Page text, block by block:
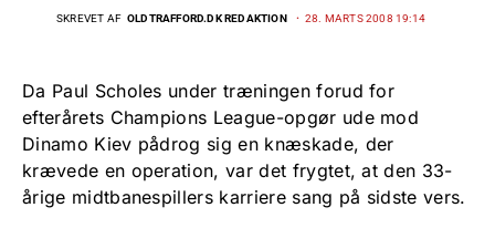
SKREVET AF OLDTRAFFORD.DK REDAKTION 28. MARTS 2008 19:14
Da Paul Scholes under træningen forud for
efterårets Champions League-opgør ude mod
Dinamo Kiev pådrog sig en knæskade, der
krævede en operation, var det frygtet, at den 33-
årige midtbanespillers karriere sang på sidste vers.